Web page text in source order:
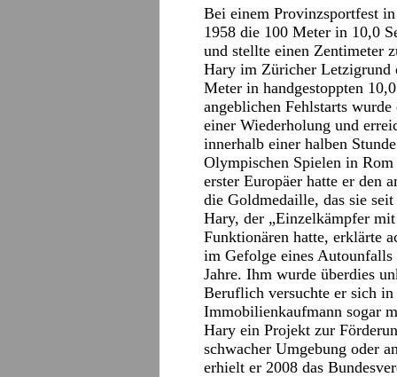
Bei einem Provinzsportfest
1958 die 100 Meter in 10,0
und stellte einen Zentimeter
Hary im Züricher Letzigrund
Meter in handgestoppten
angeblichen Fehlstarts
einer Wiederholung und
innerhalb einer halben
Olympischen Spielen in
erster Europäer hatte er den
die Goldmedaille, das sie
Hary, der „Einzelkämpfer
Funktionären hatte, erklärte
im Gefolge eines
Jahre. Ihm wurde überdies
Beruflich versuchte er sich in
Immobilienkaufmann sogar
Hary ein Projekt zur
schwacher Umgebung oder
erhielt er 2008 das